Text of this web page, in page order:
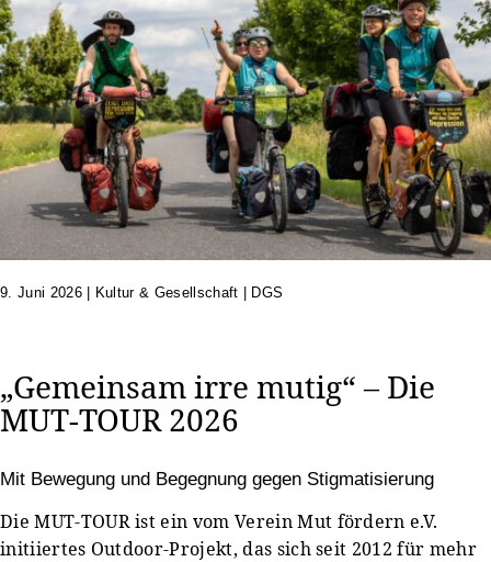
9. Juni 2026| Kultur & Gesellschaft | DGS
„Gemeinsam irre mutig“ – Die
MUT-TOUR 2026
Mit Bewegung und Begegnung gegen Stigmatisierung
Die MUT-TOUR ist ein vom Verein Mut fördern e.V.
initiiertes Outdoor-Projekt, das sich seit 2012 für mehr